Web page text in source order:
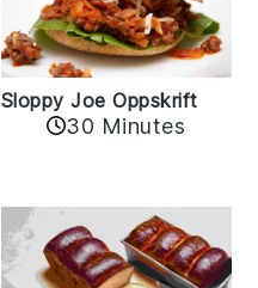
Sloppy Joe Oppskrift
30 Minutes